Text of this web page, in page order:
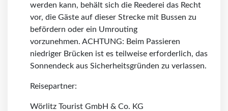
werden kann, behält sich die Reederei das Recht
vor, die Gäste auf dieser Strecke mit Bussen zu
befördern oder ein Umrouting
vorzunehmen. ACHTUNG: Beim Passieren
niedriger Brücken ist es teilweise erforderlich, das
Sonnendeck aus Sicherheitsgründen zu verlassen.
Reisepartner:
Wörlitz Tourist GmbH & Co. KG